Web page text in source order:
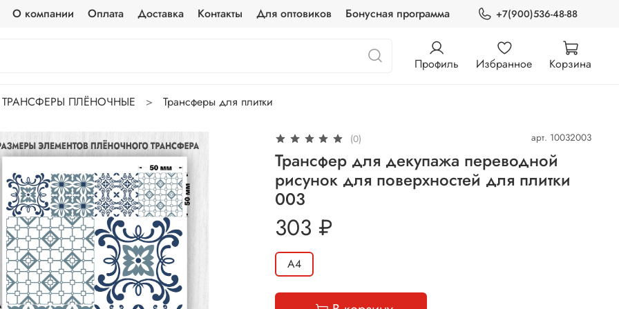
О компании Оплата Доставка Контакты Для оптовиков Бонусная программа +7(900)536-48-88
Профиль Избранное Корзина
ТРАНСФЕРЫ ПЛЁНОЧНЫЕ Трансферы для плитки
(0) арт. 10032003
Трансфер для декупажа переводной
рисунок для поверхностей для плитки
003
303 ₽
А4